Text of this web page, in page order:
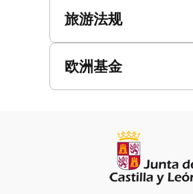
旅游法规
欧洲基金